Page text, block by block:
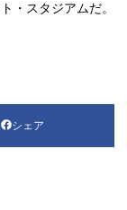
・スタジアムだ。
シェア